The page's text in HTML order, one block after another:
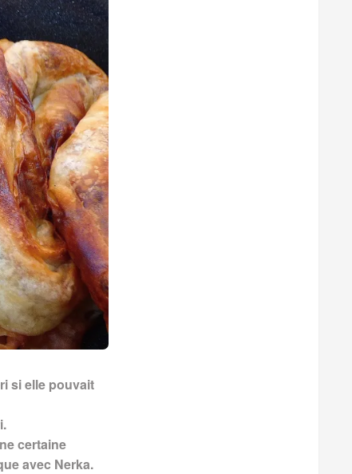
si elle pouvait
certaine
avec Nerka.